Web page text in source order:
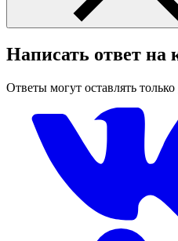
Написать ответ на
Ответы могут оставлять только